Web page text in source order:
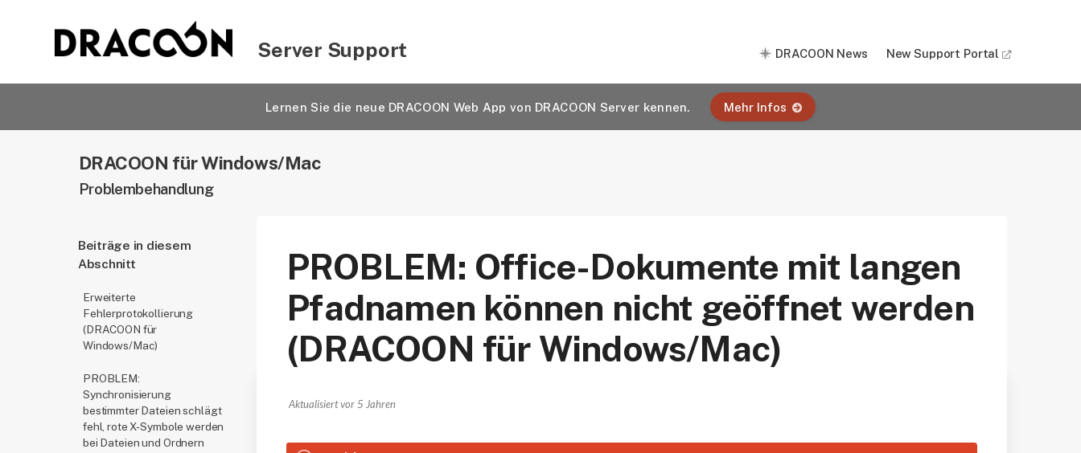
Server Support DRACOON News New Support Portal
Lernen Sie die neue DRACOON Web App von DRACOON Server kennen. Mehr Infos
DRACOON für Windows/Mac
Problembehandlung
Beiträge in diesem
Abschnitt
Erweiterte
Fehlerprotokollierung
(DRACOON für
Windows/Mac)
PROBLEM:
Synchronisierung
bestimmter Dateien schlägt
fehl, rote X-Symbole werden
bei Dateien und Ordnern
PROBLEM: Office-Dokumente mit langen
Pfadnamen können nicht geöffnet werden
(DRACOON für Windows/Mac)
Aktualisiertvor 5 Jahren